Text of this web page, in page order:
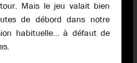
Mais le jeu valait bien
de débord dans notre
habituelle… à défaut de